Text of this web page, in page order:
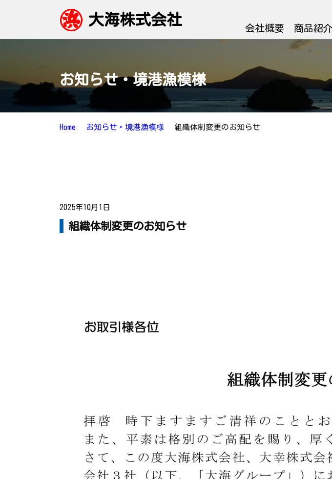
大海株式会社
会社概要 商品紹介
お知らせ・境港漁模様
Home お知らせ・境港漁模様 組織体制変更のお知らせ
2025年10月1日
組織体制変更のお知らせ